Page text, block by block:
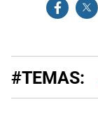
#TEMAS: